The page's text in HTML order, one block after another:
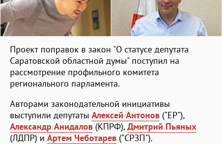
Проект поправок в закон "О статусе депутата
Саратовской областной думы" поступил на
рассмотрение профильного комитета
регионального парламента.
Авторами законодательной инициативы
выступили депутаты Алексей Антонов ("ЕР"),
Александр Анидалов (КПРФ), Дмитрий Пьяных
(ЛДПР) и Артем Чеботарев ("СРЗП").